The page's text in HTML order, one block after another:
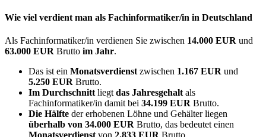
Wie viel verdient man als Fachinformatiker/in in Deutschland
Als Fachinformatiker/in verdienen Sie zwischen 14.000 EUR und
63.000 EUR Brutto im Jahr.
Das ist ein Monatsverdienst zwischen 1.167 EUR und
5.250 EUR Brutto.
Im Durchschnitt liegt das Jahresgehalt als
Fachinformatiker/in damit bei 34.199 EUR Brutto.
Die Hälfte der erhobenen Löhne und Gehälter liegen
überhalb von 34.000 EUR Brutto, das bedeutet einen
Monatsverdienst von 2.833 EUR Brutto.